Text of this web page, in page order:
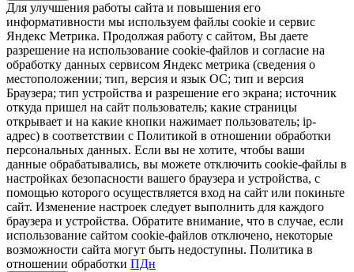
Для улучшения работы сайта и повышения его
информативности мы используем файлы cookie и сервис
Яндекс Метрика. Продолжая работу с сайтом, Вы даете
разрешение на использование cookie-файлов и согласие на
обработку данных сервисом Яндекс метрика (сведения о
местоположении; тип, версия и язык ОС; тип и версия
Браузера; тип устройства и разрешение его экрана; источник
откуда пришел на сайт пользователь; какие страницы
открывает и на какие кнопки нажимает пользователь; ip-
адрес) в соответствии с Политикой в отношении обработки
персональных данных. Если вы не хотите, чтобы ваши
данные обрабатывались, вы можете отключить cookie-файлы в
настройках безопасности вашего браузера и устройства, с
помощью которого осуществляется вход на сайт или покиньте
сайт. Изменение настроек следует выполнить для каждого
браузера и устройства. Обратите внимание, что в случае, если
использование сайтом cookie-файлов отключено, некоторые
возможности сайта могут быть недоступны. Политика в
отношении обработки ПДн